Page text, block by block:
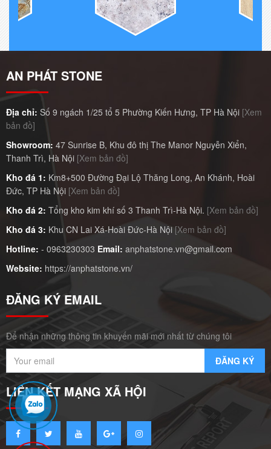
AN PHÁT STONE
Địa chỉ: Số 9 ngách 1/25 tổ 5 Phường Kiến Hưng, TP Hà Nội [Xem
bản đồ]
Showroom: 47 Sunrise B, Khu đô thị The Manor Nguyễn Xiển,
Thanh Trì, Hà Nội [Xem bản đồ]
Kho đá 1: Km8+500 Đường Đại Lộ Thăng Long, An Khánh, Hoài
Đức, TP Hà Nội [Xem bản đồ]
Kho đá 2: Tổng kho kim khí số 3 Thanh Trì-Hà Nội. [Xem bản đồ]
Kho đá 3: Khu CN Lai Xá-Hoài Đức-Hà Nội [Xem bản đồ]
Hotline: - 0963230303 Email: anphatstone.vn@gmail.com
Website: https://anphatstone.vn/
ĐĂNG KÝ EMAIL
Để nhận những thông tin khuyến mãi mới nhất từ chúng tôi
LIÊN KẾT MẠNG XÃ HỘI